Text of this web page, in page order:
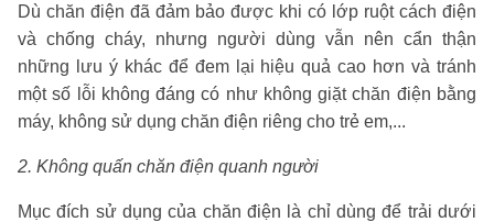
Dù chăn điện đã đảm bảo được khi có lớp ruột cách điện
và chống cháy, nhưng người dùng vẫn nên cẩn thận
những lưu ý khác để đem lại hiệu quả cao hơn và tránh
một số lỗi không đáng có như không giặt chăn điện bằng
máy, không sử dụng chăn điện riêng cho trẻ em,...
2. Không quấn chăn điện quanh người
Mục đích sử dụng của chăn điện là chỉ dùng để trải dưới